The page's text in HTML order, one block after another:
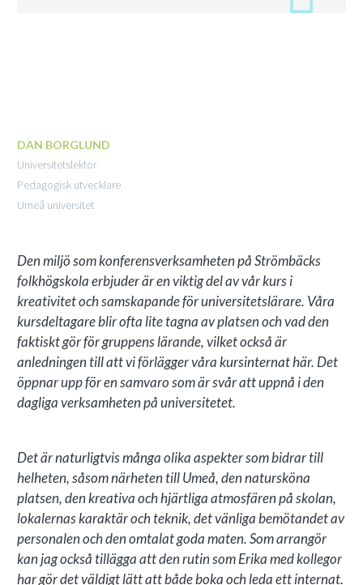
TILL 80 PERSONER
MODERN MÖTESTEKNIK I
MANEGEN
DAN BORGLUND
Universitetslektor
Pedagogisk utvecklare
Umeå universitet
Den miljö som konferensverksamheten på Strömbäcks
folkhögskola erbjuder är en viktig del av vår kurs i
kreativitet och samskapande för universitetslärare. Våra
kursdeltagare blir ofta lite tagna av platsen och vad den
faktiskt gör för gruppens lärande, vilket också är
anledningen till att vi förlägger våra kursinternat här. Det
öppnar upp för en samvaro som är svår att uppnå i den
dagliga verksamheten på universitetet.
Det är naturligtvis många olika aspekter som bidrar till
helheten, såsom närheten till Umeå, den natursköna
platsen, den kreativa och hjärtliga atmosfären på skolan,
lokalernas karaktär och teknik, det vänliga bemötandet av
personalen och den omtalat goda maten. Som arrangör
kan jag också tillägga att den rutin som Erika med kollegor
har gör det väldigt lätt att både boka och leda ett internat.